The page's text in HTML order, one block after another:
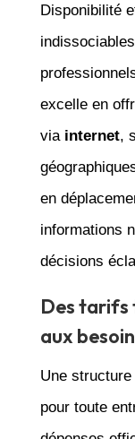
Disponibilité
excelle en
via internet,
en
informations
décisions
Des tarifs
aux
Une
pour toute